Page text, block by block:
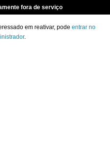
fora de serviço
em reativar, pode entrar no
.